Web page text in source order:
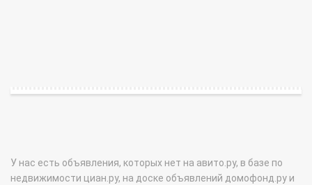
У нас есть объявления, которых нет на авито.ру, в базе по
недвижимости циан.ру, на доске объявлений домофонд.ру и